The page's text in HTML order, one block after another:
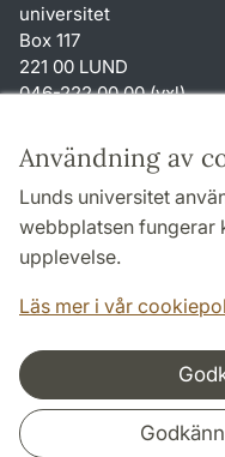
Användning av
Lunds universitet
webbplatsen
upplevelse.
Läs mer i vår
universitet
Box 117
221 00 LUND
046-222 00 00 (vxl)
Om webbplatsen och